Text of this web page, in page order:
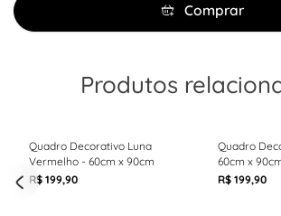
Comprar
Produtos
Quadro Decorativo Luna
Vermelho - 60cm x 90cm
R$ 199,90
Quadro
60cm x
R$ 199,90